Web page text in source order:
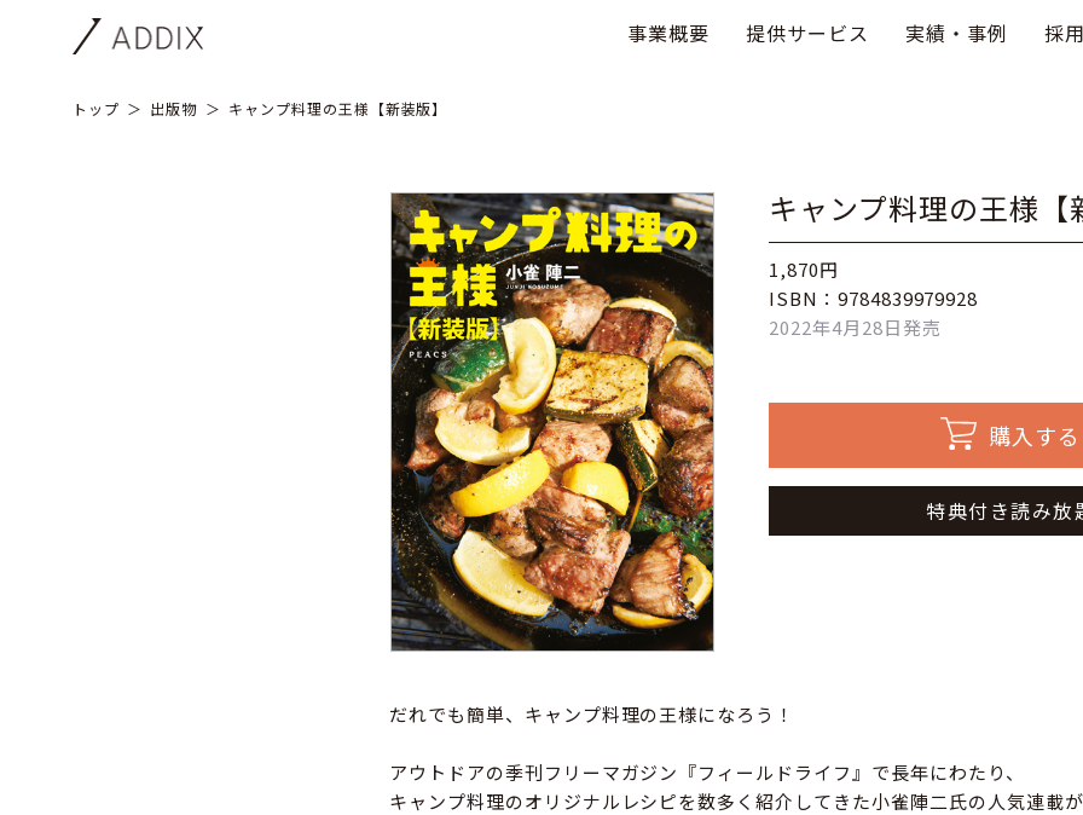
事業概要 提供サービス 実績・事例 採
トップ 出版物 キャンプ料理の王様【新装版】
キャンプ料理の王様【
1,870円
ISBN：9784839979928
2022年4月28日発売
購入する
特典付き読み放
だれでも簡単、キャンプ料理の王様になろう！
アウトドアの季刊フリーマガジン『フィールドライフ』で長年にわたり、
キャンプ料理のオリジナルレシピを数多く紹介してきた小雀陣二氏の人気連載が